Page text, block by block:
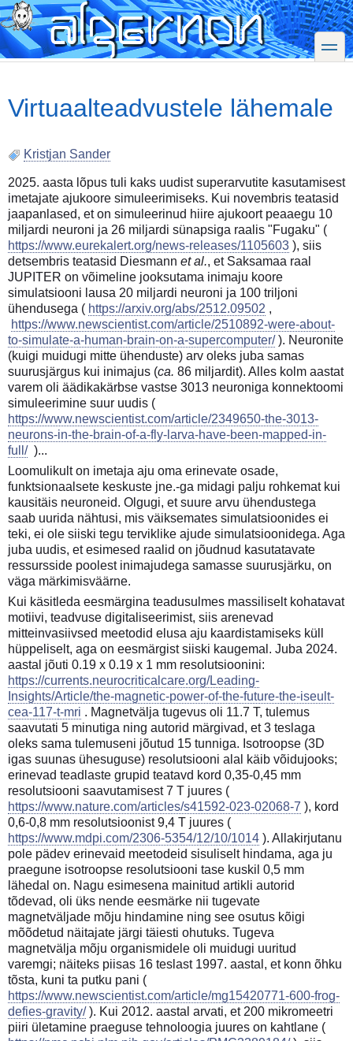
Skip
to
main
content
toggle
Virtuaalteadvustele lähemale
Kristjan Sander
2025. aasta lõpus tuli kaks uudist superarvutite kasutamisest
imetajate ajukoore simuleerimiseks. Kui novembris teatasid
jaapanlased, et on simuleerinud hiire ajukoort peaaegu 10
miljardi neuroni ja 26 miljardi sünapsiga raalis "Fugaku" (
https://www.eurekalert.org/news-releases/1105603 ), siis
detsembris teatasid Diesmann et al., et Saksamaa raal
JUPITER on võimeline jooksutama inimaju koore
simulatsiooni lausa 20 miljardi neuroni ja 100 triljoni
ühendusega ( https://arxiv.org/abs/2512.09502 ,
https://www.newscientist.com/article/2510892-were-about-
to-simulate-a-human-brain-on-a-supercomputer/). Neuronite
(kuigi muidugi mitte ühenduste) arv oleks juba samas
suurusjärgus kui inimajus (ca. 86 miljardit). Alles kolm aastat
varem oli äädikakärbse vastse 3013 neuroniga konnektoomi
simuleerimine suur uudis (
https://www.newscientist.com/article/2349650-the-3013-
neurons-in-the-brain-of-a-fly-larva-have-been-mapped-in-
full/)...
Loomulikult on imetaja aju oma erinevate osade,
funktsionaalsete keskuste jne.-ga midagi palju rohkemat kui
kausitäis neuroneid. Olgugi, et suure arvu ühendustega
saab uurida nähtusi, mis väiksemates simulatsioonides ei
teki, ei ole siiski tegu terviklike ajude simulatsioonidega. Aga
juba uudis, et esimesed raalid on jõudnud kasutatavate
ressursside poolest inimajudega samasse suurusjärku, on
väga märkimisväärne.
Kui käsitleda eesmärgina teadusulmes massiliselt kohatavat
motiivi, teadvuse digitaliseerimist, siis arenevad
mitteinvasiivsed meetodid elusa aju kaardistamiseks küll
hüppeliselt, aga on eesmärgist siiski kaugemal. Juba 2024.
aastal jõuti 0.19 x 0.19 x 1 mm resolutsioonini:
https://currents.neurocriticalcare.org/Leading-
Insights/Article/the-magnetic-power-of-the-future-the-iseult-
cea-117-t-mri . Magnetvälja tugevus oli 11.7 T, tulemus
saavutati 5 minutiga ning autorid märgivad, et 3 teslaga
oleks sama tulemuseni jõutud 15 tunniga. Isotroopse (3D
igas suunas ühesuguse) resolutsiooni alal käib võidujooks;
erinevad teadlaste grupid teatavd kord 0,35-0,45 mm
resolutsiooni saavutamisest 7 T juures (
https://www.nature.com/articles/s41592-023-02068-7 ), kord
0,6-0,8 mm resolutsioonist 9,4 T juures (
https://www.mdpi.com/2306-5354/12/10/1014 ). Allakirjutanu
pole pädev erinevaid meetodeid sisuliselt hindama, aga ju
praegune isotroopse resolutsiooni tase kuskil 0,5 mm
lähedal on. Nagu esimesena mainitud artikli autorid
tõdevad, oli üks nende eesmärke nii tugevate
magnetväljade mõju hindamine ning see osutus kõigi
mõõdetud näitajate järgi täiesti ohutuks. Tugeva
magnetvälja mõju organismidele oli muidugi uuritud
varemgi; näiteks piisas 16 teslast 1997. aastal, et konn õhku
tõsta, kuni ta putku pani (
https://www.newscientist.com/article/mg15420771-600-frog-
defies-gravity/ ). Kui 2012. aastal arvati, et 200 mikromeetri
piiri ületamine praeguse tehnoloogia juures on kahtlane (